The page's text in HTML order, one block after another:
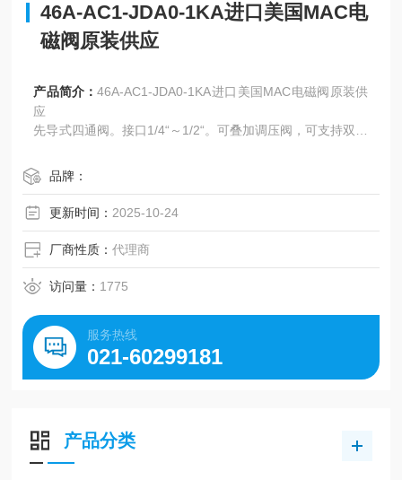
46A-AC1-JDA0-1KA进口美国MAC电
磁阀原装供应
产品简介：46A-AC1-JDA0-1KA进口美国MAC电磁阀原装供
应
先导式四通阀。接口1/4“～1/2“。可叠加调压阀，可支持双压
可选择插入式接线，电连接更安全。
品牌：
更新时间： 2025-10-24
厂商性质：代理商
访问量： 1775
服务热线
021-60299181
产品分类